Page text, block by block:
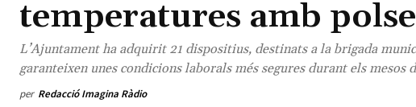
temperatures amb
L’Ajuntament ha adquirit 21 dispositius, destinats a la brigada
garanteixen unes condicions laborals més segures durant els mesos
per Redacció Imagina Ràdio